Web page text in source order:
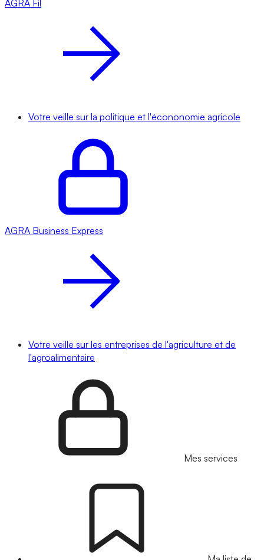
AGRA Fil
Votre veille sur la politique et l'écononomie agricole
AGRA Business Express
Votre veille sur les entreprises de l'agriculture et de
l'agroalimentaire
Mes services